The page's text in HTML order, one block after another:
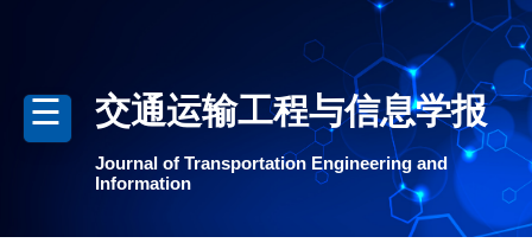
交通运输工程与信息学报
Journal of Transportation Engineering and
Information